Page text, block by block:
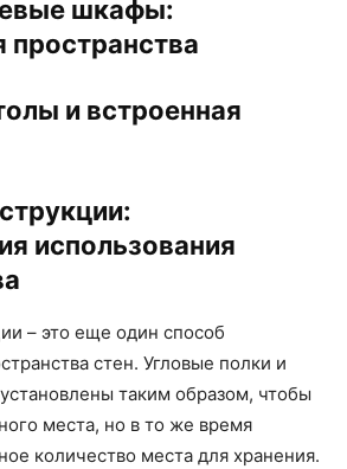
шкафы:
пространства
и встроенная
использования
– это еще один способ
стен. Угловые полки и
таким образом, чтобы
места, но в то же время
количество места для хранения.